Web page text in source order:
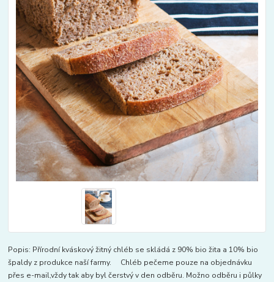
Popis: Přírodní kváskový žitný chléb se skládá z 90% bio žita a 10% bio
špaldy z produkce naší farmy. Chléb pečeme pouze na objednávku
přes e-mail,vždy tak aby byl čerstvý v den odběru. Možno odběru i půlky